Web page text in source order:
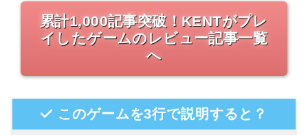
累計1,000記事突破！KENTがプレ
イしたゲームのレビュー記事一覧
へ
このゲームを3行で説明すると？